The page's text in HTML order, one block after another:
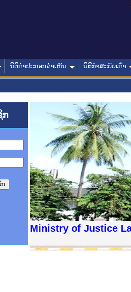
ນິຕິກໍາປະກອບຄໍາເຫັນ ນິຕິກໍາສະບັບເກົ່າ
ກ
Ministry of Justice